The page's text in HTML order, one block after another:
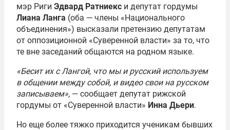
мэр Риги Эдвард Ратниекс и депутат гордумы
Лиана Ланга (оба — члены «Национального
объединения») высказали претензию депутатам
от оппозиционной «Суверенной власти» за то, что
те вне заседаний общаются на родном языке.
«Бесит их с Лангой, что мы и русский используем
в общении между собой, и видео свои на русском
записываем», — сообщает депутат рижской
гордумы от «Суверенной власти» Инна Дьери.
Но еще более тяжко приходится ученикам бывших